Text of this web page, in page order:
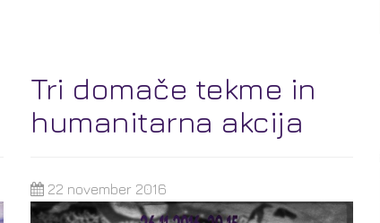
Tri domače tekme in
humanitarna akcija
22 november 2016